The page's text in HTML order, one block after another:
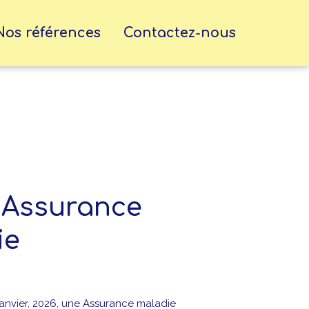
références Contactez-nous
2026, une Assurance maladie